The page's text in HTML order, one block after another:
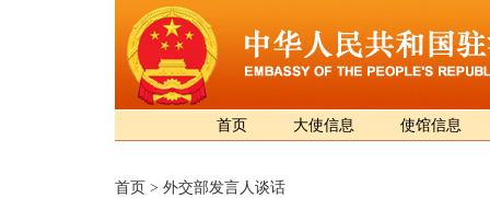
首页 大使信息 使馆信息
首页 > 外交部发言人谈话